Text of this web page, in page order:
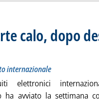
calo, dopo
dei prezzi petroliferi sul mercato
internazionale
elettronici
ha avviato la settimana